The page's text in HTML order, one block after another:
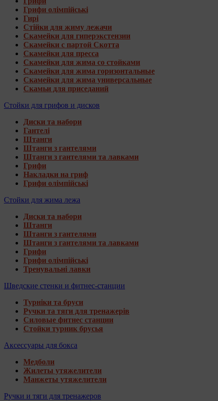
Грифи олімпійські
Гирі
Стійки для жиму лежачи
Скамейки для гиперэкстензии
Скамейки с партой Скотта
Скамейки для пресса
Скамейки для жима со стойками
Скамейки для жима горизонтальные
Скамейки для жима универсальные
Скамьи для приседаний
Стойки для грифов и дисков
Диски та набори
Гантелі
Штанги
Штанги з гантелями
Штанги з гантелями та лавками
Грифи
Накладки на гриф
Грифи олімпійські
Стойки для жима лежа
Диски та набори
Штанги
Штанги з гантелями
Штанги з гантелями та лавками
Грифи
Грифи олімпійські
Тренувальні лавки
Шведские стенки и фитнес-станции
Турніки та бруси
Ручки та тяги для тренажерів
Силовые фитнес станции
Стойки турник брусья
Аксессуары для бокса
Медболи
Жилеты утяжелители
Манжеты утяжелители
Ручки и тяги для тренажеров